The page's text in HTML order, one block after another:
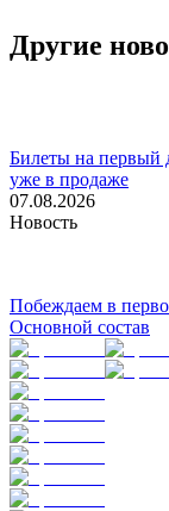
Другие
Билеты на первый
уже в продаже
07.08.2026
Новость
Побеждаем в
Основной состав